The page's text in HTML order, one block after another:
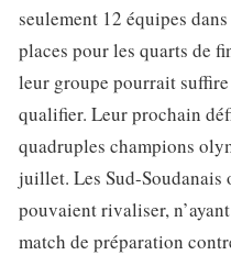
seulement 12 équipes
places pour les quarts de
leur groupe pourrait
qualifier. Leur prochain
quadruples champions
juillet. Les Sud-Soudanais
pouvaient rivaliser,
match de préparation